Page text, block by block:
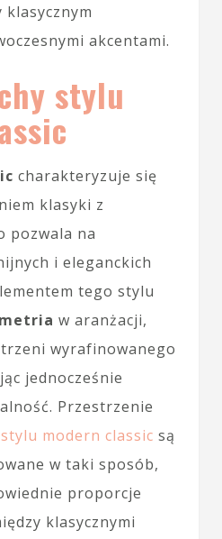
klasycznym
akcentami.
stylu
charakteryzuje się
klasyki z
pozwala na
i eleganckich
tego stylu
w aranżacji,
wyrafinowanego
jednocześnie
Przestrzenie
stylu modern classic są
w taki sposób,
proporcje
klasycznymi